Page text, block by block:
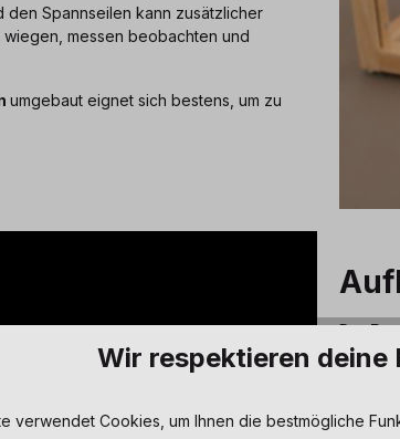
den Spannseilen kann zusätzlicher
messen beobachten und
umgebaut eignet sich bestens, um zu
Der
kleine
Wir respektieren deine
verwendet Cookies, um Ihnen die bestmögliche